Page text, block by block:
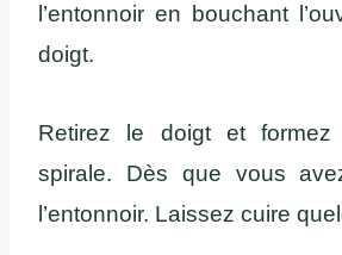
l’entonnoir en bouchant
doigt.
Retirez le doigt et
spirale. Dès que vous
l’entonnoir. Laissez cuire